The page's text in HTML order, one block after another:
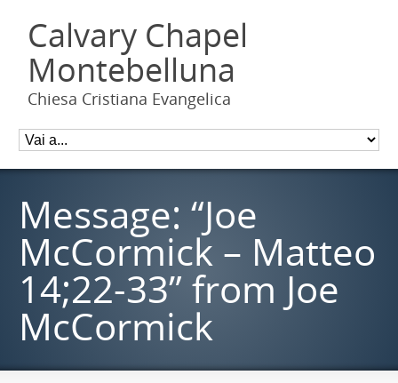
Calvary Chapel
Montebelluna
Chiesa Cristiana Evangelica
Message: “Joe
McCormick – Matteo
14;22-33” from Joe
McCormick